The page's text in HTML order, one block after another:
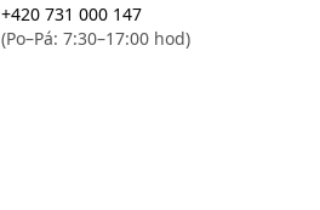
+420 731 000 147
(Po–Pá: 7:30–17:00 hod)